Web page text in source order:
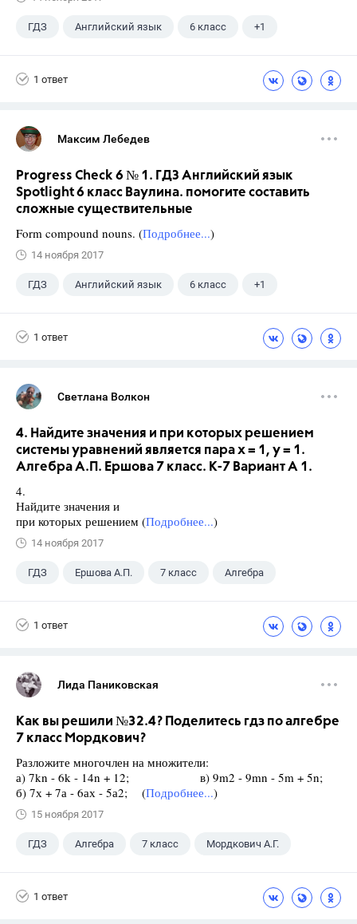
ГДЗ Английский язык 6 класс +1
1 ответ
Максим Лебедев
Progress Check 6 № 1. ГДЗ Английский язык
Spotlight 6 класс Ваулина. помогите составить
сложные существительные
Form compound nouns. (Подробнее...)
14 ноября 2017
ГДЗ Английский язык 6 класс +1
1 ответ
Светлана Волкон
4. Найдите значения и при которых решением
системы уравнений является пара х = 1, у = 1.
Алгебра А.П. Ершова 7 класс. К-7 Вариант А 1.
4.
Найдите значения и
при которых решением (Подробнее...)
14 ноября 2017
ГДЗ Ершова А.П. 7 класс Алгебра
1 ответ
Лида Паниковская
Как вы решили №32.4? Поделитесь гдз по алгебре
7 класс Мордкович?
Разложите многочлен на множители:
а) 7kn - 6k - 14n + 12; в) 9m2 - 9mn - 5m + 5n;
б) 7х + 7а - 6ах - 5а2; (Подробнее...)
15 ноября 2017
ГДЗ Алгебра 7 класс Мордкович А.Г.
1 ответ